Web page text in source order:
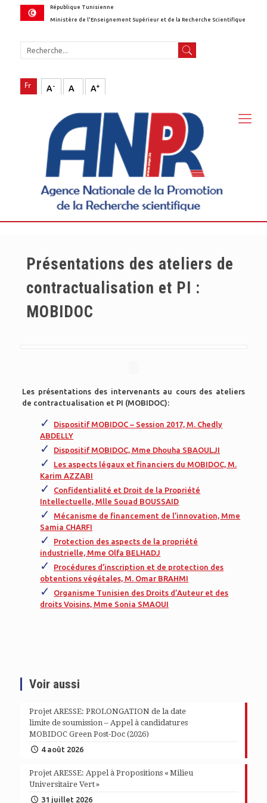
République Tunisienne
Ministère de l'Enseignement Supérieur et de la Recherche Scientifique
A- A A+
Présentations des ateliers de
contractualisation et PI :
MOBIDOC
Les présentations des intervenants au cours des ateliers
de contractualisation et PI (MOBIDOC):
Dispositif MOBIDOC – Session 2017, M. Chedly
ABDELLY
Dispositif MOBIDOC, Mme Dhouha SBAOULJI
Les aspects légaux et financiers du MOBIDOC, M.
Karim AZZABI
Confidentialité et Droit de la Propriété
Intellectuelle, Mlle Souad BOUSSAID
Mécanisme de financement de l’innovation, Mme
Samia CHARFI
Protection des aspects de la propriété
industrielle, Mme Olfa BELHADJ
Procédures d’inscription et de protection des
obtentions végétales, M. Omar BRAHMI
Organisme Tunisien des Droits d’Auteur et des
droits Voisins, Mme Sonia SMAOUI
Voir aussi
Projet ARESSE: PROLONGATION de la date
limite de soumission – Appel à candidatures
MOBIDOC Green Post-Doc (2026)
4 août 2026
Projet ARESSE: Appel à Propositions « Milieu
Universitaire Vert »
31 juillet 2026